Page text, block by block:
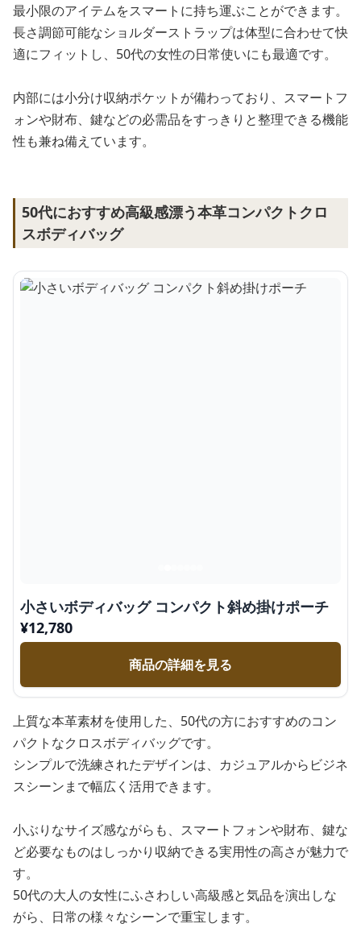
最小限のアイテムをスマートに持ち運ぶことができます。
長さ調節可能なショルダーストラップは体型に合わせて快
適にフィットし、50代の女性の日常使いにも最適です。
内部には小分け収納ポケットが備わっており、スマートフ
ォンや財布、鍵などの必需品をすっきりと整理できる機能
性も兼ね備えています。
50代におすすめ高級感漂う本革コンパクトクロ
スボディバッグ
小さいボディバッグ コンパクト斜め掛けポーチ
¥12,780
商品の詳細を見る
上質な本革素材を使用した、50代の方におすすめのコン
パクトなクロスボディバッグです。
シンプルで洗練されたデザインは、カジュアルからビジネ
スシーンまで幅広く活用できます。
小ぶりなサイズ感ながらも、スマートフォンや財布、鍵な
ど必要なものはしっかり収納できる実用性の高さが魅力で
す。
50代の大人の女性にふさわしい高級感と気品を演出しな
がら、日常の様々なシーンで重宝します。